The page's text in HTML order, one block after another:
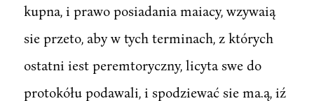
kupna, i prawo posiadania maiacy, wzywaią
sie przeto, aby w tych terminach, z których
ostatni iest peremtoryczny, licyta swe do
protokółu podawali, i spodziewać sie ma.ą, iź